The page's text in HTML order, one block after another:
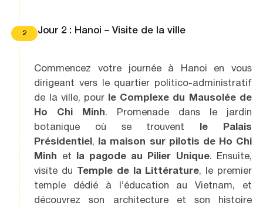
2 Jour 2 : Hanoi – Visite de la ville
Commencez votre journée à Hanoi en vous
dirigeant vers le quartier politico-administratif
de la ville, pour le Complexe du Mausolée de
Ho Chi Minh. Promenade dans le jardin
botanique où se trouvent le Palais
Présidentiel, la maison sur pilotis de Ho Chi
Minh et la pagode au Pilier Unique. Ensuite,
visite du Temple de la Littérature, le premier
temple dédié à l’éducation au Vietnam, et
découvrez son architecture et son histoire